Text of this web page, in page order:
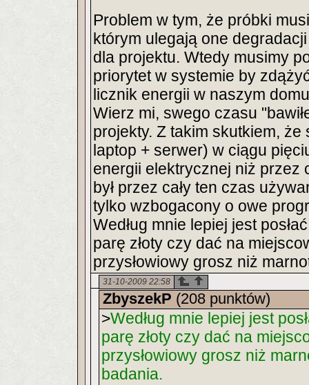
Problem w tym, że próbki
którym ulegają one
dla projektu. Wtedy musimy
priorytet w systemie by
licznik energii w naszym
Wierz mi, swego czasu
projekty. Z takim skutkiem,
laptop + serwer) w ciągu
energii elektrycznej niż przez
był przez cały ten czas
tylko wzbogacony o owe
Według mnie lepiej jest
parę złoty czy dać na
przysłowiowy grosz niż
31-10-2009 22:58
ZbyszekP (208 punktów)
>Według mnie lepiej jest
parę złoty czy dać na
przysłowiowy grosz niż
badania.